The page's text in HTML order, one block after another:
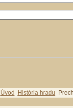
Úvod História hradu